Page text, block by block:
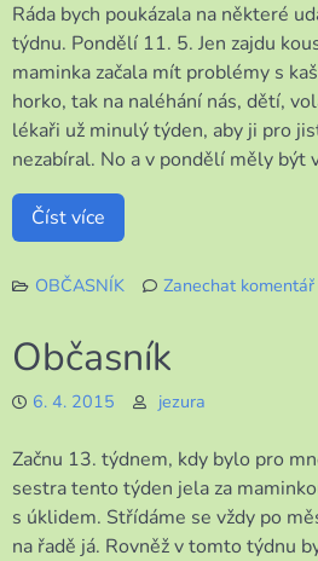
Ráda bych poukázala na některé
týdnu. Pondělí 11. 5. Jen zajdu
maminka začala mít problémy s
horko, tak na naléhání nás, dětí,
lékaři už minulý týden, aby ji pro
nezabíral. No a v pondělí měly být
Číst více
OBČASNÍK
Zanechat komentář
Občasník
6. 4. 2015 jezura
Začnu 13. týdnem, kdy bylo pro
sestra tento týden jela za
s úklidem. Střídáme se vždy po
na řadě já. Rovněž v tomto týdnu